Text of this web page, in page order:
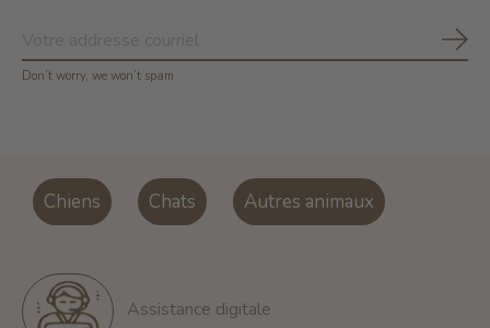
Don’t worry, we won’t spam
Chiens Chats Autres animaux
Assistance digitale